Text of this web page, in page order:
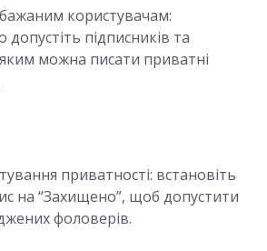
користувачам:
допустіть підписників та
можна писати приватні
приватності: встановіть
на “Захищено”, щоб допустити
фоловерів.